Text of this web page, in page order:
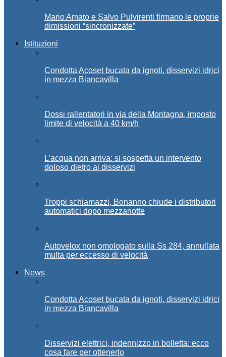
Mario Amato e Salvo Pulvirenti firmano le proprie
dimissioni “sincronizzate”
Istituzioni
Condotta Acoset bucata da ignoti, disservizi idrici
in mezza Biancavilla
Dossi rallentatori in via della Montagna, imposto
limite di velocità a 40 km/h
L’acqua non arriva: si sospetta un intervento
doloso dietro ai disservizi
Troppi schiamazzi, Bonanno chiude i distributori
automatici dopo mezzanotte
Autovelox non omologato sulla Ss 284, annullata
multa per eccesso di velocità
News
Condotta Acoset bucata da ignoti, disservizi idrici
in mezza Biancavilla
Disservizi elettrici, indennizzo in bolletta: ecco
cosa fare per ottenerlo